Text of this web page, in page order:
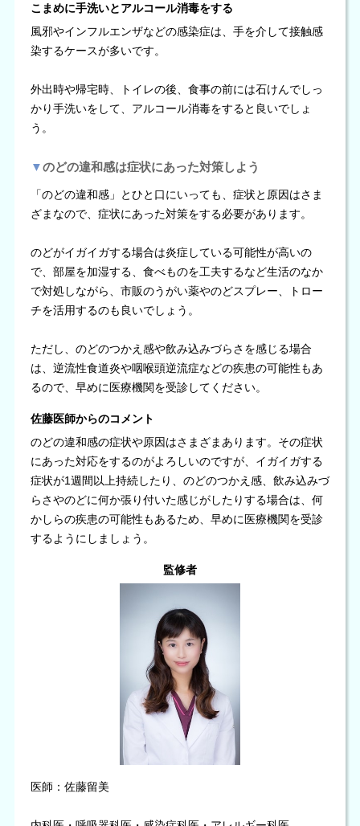
こまめに手洗いとアルコール消毒をする
風邪やインフルエンザなどの感染症は、手を介して接触感
染するケースが多いです。
外出時や帰宅時、トイレの後、食事の前には石けんでしっ
かり手洗いをして、アルコール消毒をすると良いでしょ
う。
▼のどの違和感は症状にあった対策しよう
「のどの違和感」とひと口にいっても、症状と原因はさま
ざまなので、症状にあった対策をする必要があります。
のどがイガイガする場合は炎症している可能性が高いの
で、部屋を加湿する、食べものを工夫するなど生活のなか
で対処しながら、市販のうがい薬やのどスプレー、トロー
チを活用するのも良いでしょう。
ただし、のどのつかえ感や飲み込みづらさを感じる場合
は、逆流性食道炎や咽喉頭逆流症などの疾患の可能性もあ
るので、早めに医療機関を受診してください。
佐藤医師からのコメント
のどの違和感の症状や原因はさまざまあります。その症状
にあった対応をするのがよろしいのですが、イガイガする
症状が1週間以上持続したり、のどのつかえ感、飲み込みづ
らさやのどに何か張り付いた感じがしたりする場合は、何
かしらの疾患の可能性もあるため、早めに医療機関を受診
するようにしましょう。
監修者
医師：佐藤留美